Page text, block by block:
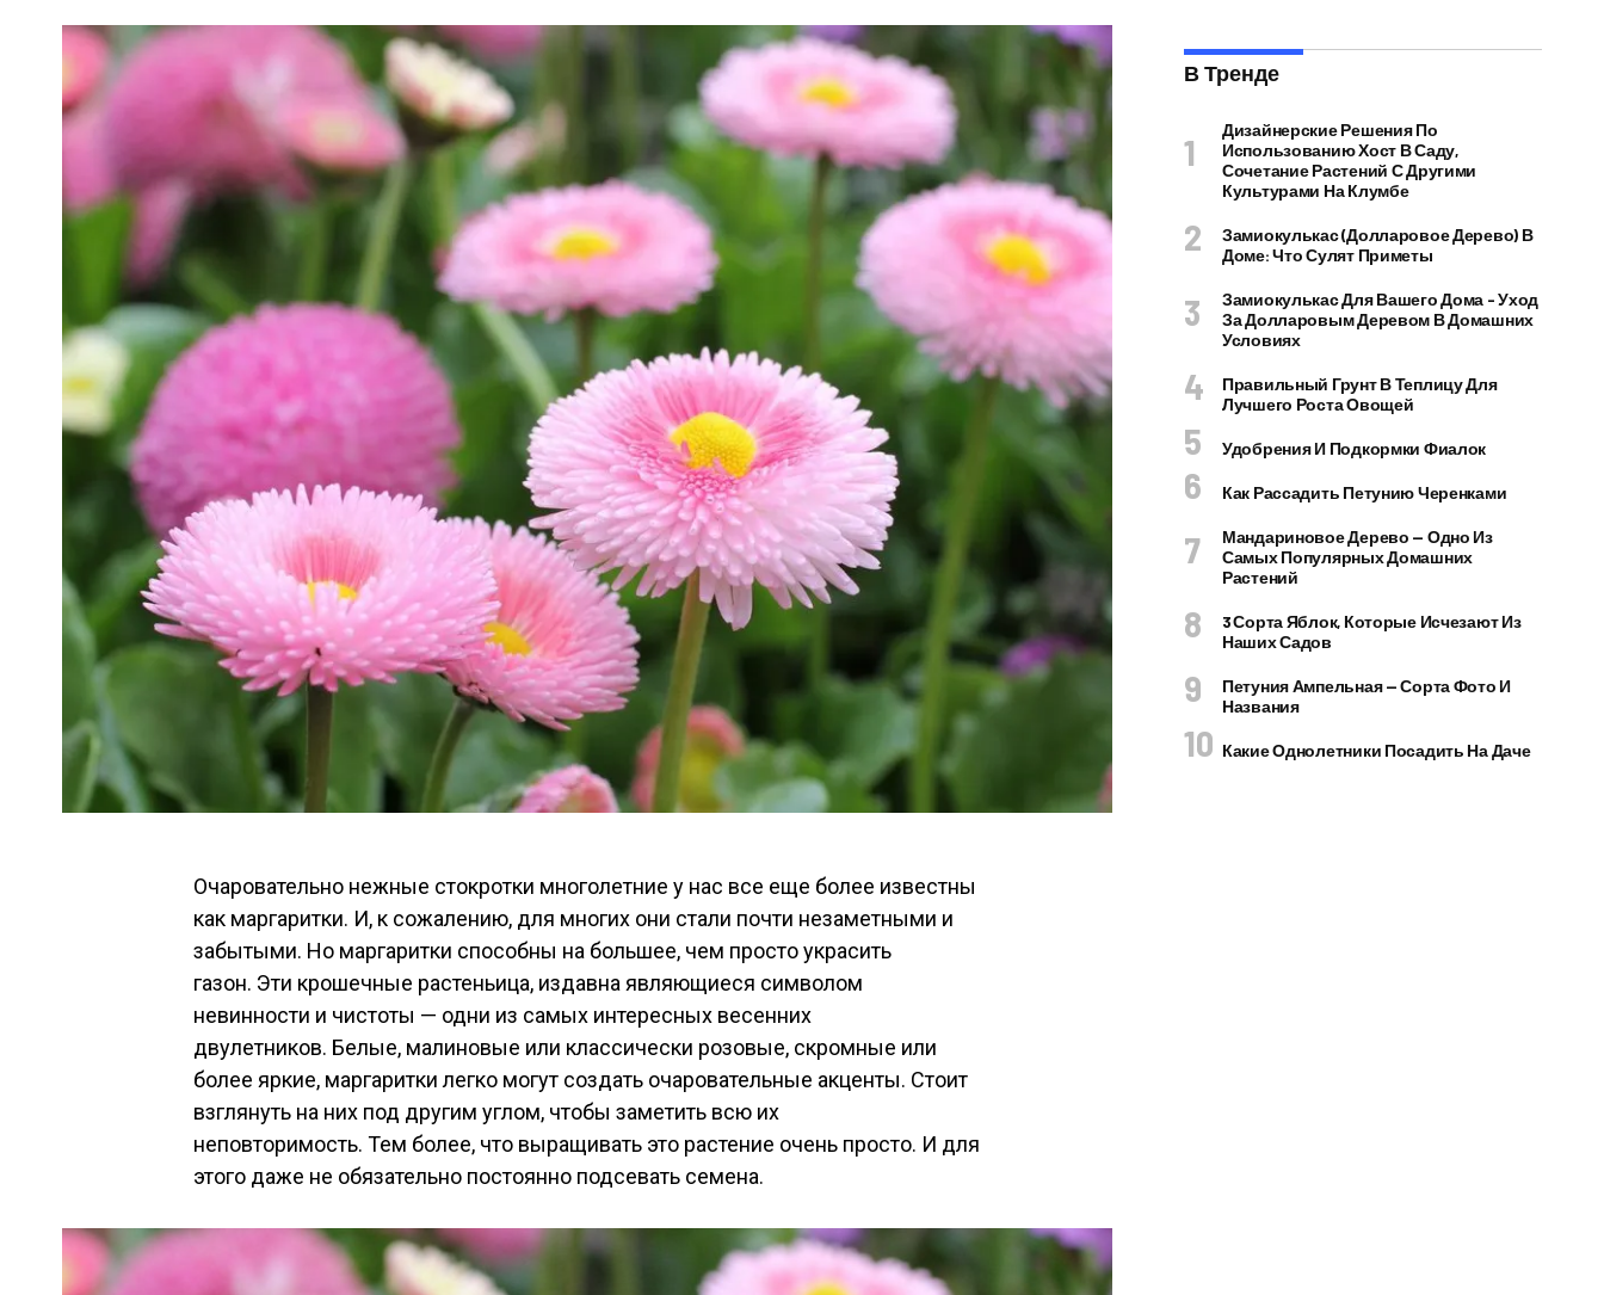
Очаровательно нежные стокротки многолетние у нас все еще более известны
как маргаритки. И, к сожалению, для многих они стали почти незаметными и
забытыми. Но маргаритки способны на большее, чем просто украсить
газон. Эти крошечные растеньица, издавна являющиеся символом
невинности и чистоты — одни из самых интересных весенних
двулетников. Белые, малиновые или классически розовые, скромные или
более яркие, маргаритки легко могут создать очаровательные акценты. Стоит
взглянуть на них под другим углом, чтобы заметить всю их
неповторимость. Тем более, что выращивать это растение очень просто. И для
этого даже не обязательно постоянно подсевать семена.
В Тренде
Дизайнерские Решения По
Использованию Хост В Саду,
Сочетание Растений С Другими
Культурами На Клумбе
Замиокулькас (долларовое Дерево) В
Доме: Что Сулят Приметы
Замиокулькас Для Вашего Дома – Уход
За Долларовым Деревом В Домашних
Условиях
Правильный Грунт В Теплицу Для
Лучшего Роста Овощей
Удобрения И Подкормки Фиалок
Как Рассадить Петунию Черенками
Мандариновое Дерево — Одно Из
Самых Популярных Домашних
Растений
3 Сорта Яблок, Которые Исчезают Из
Наших Садов
Петуния Ампельная — Сорта Фото И
Названия
Какие Однолетники Посадить На Даче